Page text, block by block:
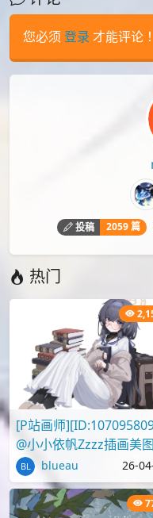
PID[67754359]_标题[
PID[127255449]_标题
下载
P站 P站画师
本文由 爱弹幕 会员
https://idanmu.net/
以上内容仅为投稿者个
请点击上面报告按钮提交反
评论